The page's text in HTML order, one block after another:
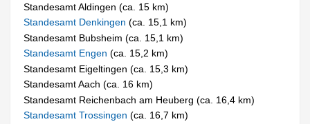
Standesamt Aldingen (ca. 15 km)
Standesamt Denkingen(ca. 15,1 km)
Standesamt Bubsheim (ca. 15,1 km)
Standesamt Engen(ca. 15,2 km)
Standesamt Eigeltingen (ca. 15,3 km)
Standesamt Aach (ca. 16 km)
Standesamt Reichenbach am Heuberg (ca. 16,4 km)
Standesamt Trossingen(ca. 16,7 km)